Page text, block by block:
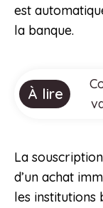
est
la banque.
À lire
La
d’un achat
les institutions